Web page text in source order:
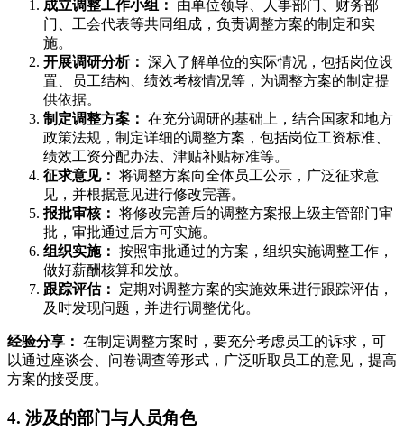
成立调整工作小组：
由单位领导、人事部门、财务部
门、工会代表等共同组成，负责调整方案的制定和实
施。
开展调研分析： 深入了解单位的实际情况，包括岗位设
置、员工结构、绩效考核情况等，为调整方案的制定提
供依据。
制定调整方案： 在充分调研的基础上，结合国家和地方
政策法规，制定详细的调整方案，包括岗位工资标准、
绩效工资分配办法、津贴补贴标准等。
征求意见： 将调整方案向全体员工公示，广泛征求意
见，并根据意见进行修改完善。
报批审核： 将修改完善后的调整方案报上级主管部门审
批，审批通过后方可实施。
组织实施： 按照审批通过的方案，组织实施调整工作，
做好薪酬核算和发放。
跟踪评估：
定期对调整方案的实施效果进行跟踪评估，
及时发现问题，并进行调整优化。
经验分享： 在制定调整方案时，要充分考虑员工的诉求，可
以通过座谈会、问卷调查等形式，广泛听取员工的意见，提高
方案的接受度。
4. 涉及的部门与人员角色